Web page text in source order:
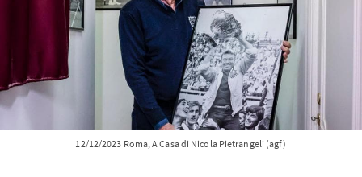
12/12/2023 Roma, A Casa di Nicola Pietrangeli (agf)